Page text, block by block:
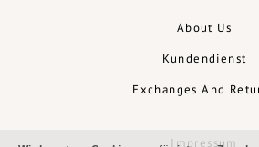
About Us
Kundendienst
Exchanges And
Impressum